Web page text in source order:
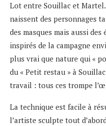
Lot entre Souillac et
naissent des personnages
des masques mais aussi
inspirés de la campagne
plus vrai que nature qui «
du « Petit restau » à
travail : tous ces trompe
La technique est facile à
l’artiste sculpte tout